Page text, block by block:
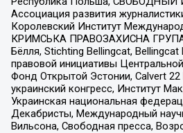
Ассоциация развития
Королевский Институт
КРИМСЬКА ПРАВОЗАХИСНА
Бёлля, Stichting Bellingcat, Bellingcat
правовой инициативы
Фонд Открытой Эстонии, Calvert
украинский конгресс, Институт
Украинская национальная
Декабристы, Международный
Вильсона, Свободная пресса,